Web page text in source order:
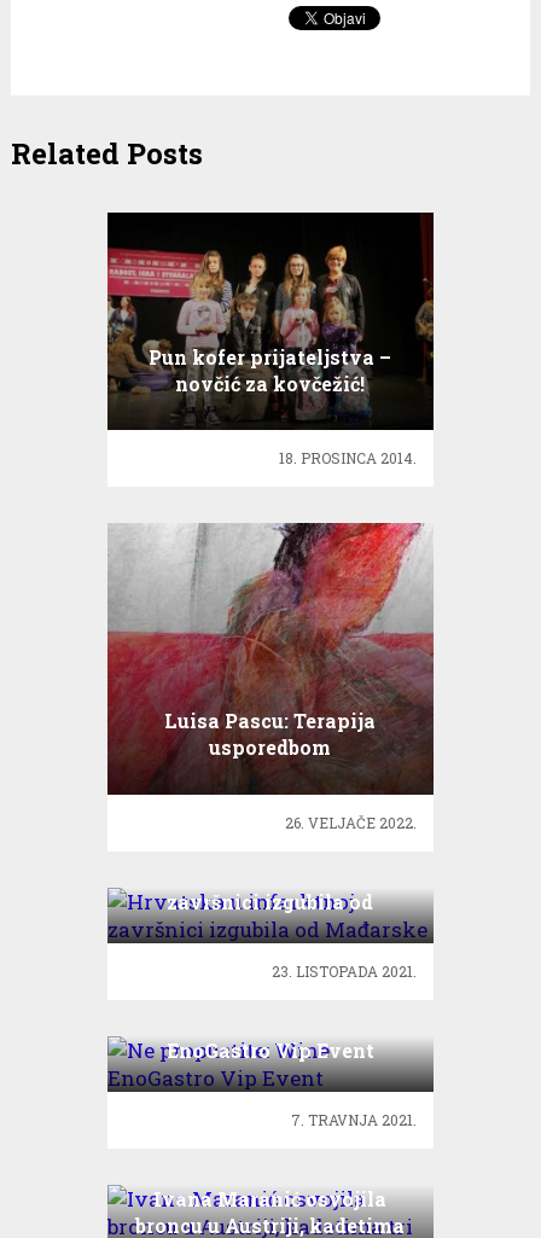
Related Posts
Pun kofer prijateljstva –
novčić za kovčežić!
18. PROSINCA 2014.
Luisa Pascu: Terapija
usporedbom
26. VELJAČE 2022.
završnici izgubila od
Mađarske
23. LISTOPADA 2021.
EnoGastro Vip Event
7. TRAVNJA 2021.
Ivana Maranić osvojila
broncu u Austriji, kadetima